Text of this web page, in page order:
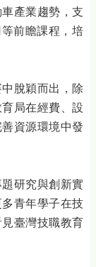
產業趨勢，支
前瞻課程，培
脫穎而出，除
局在經費、設
資源環境中發
研究與創新實
青年學子在技
臺灣技職教育